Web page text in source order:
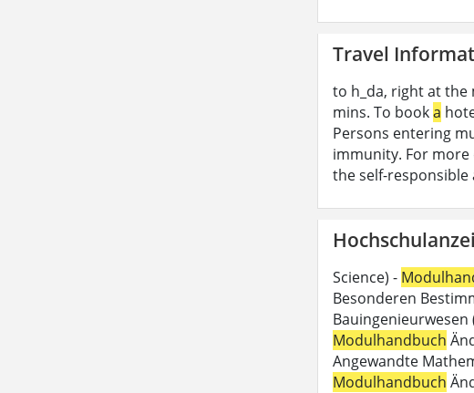
Travel
to h_da, right at
mins. To booka
Persons entering
immunity. For more
the self-
Science) -
Besonderen
Bauingenieurwesen
Modulhandbuch
Angewandte
Modulhandbuch